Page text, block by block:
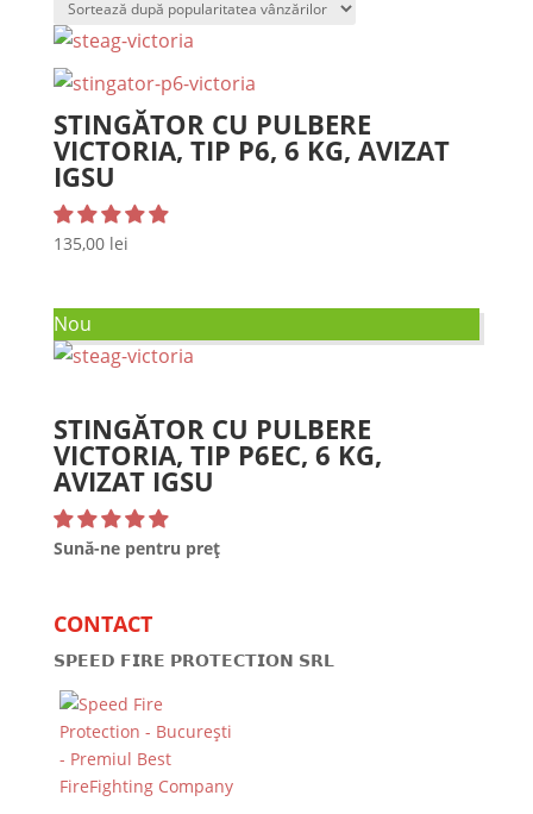
STINGĂTOR CU PULBERE
VICTORIA, TIP P6, 6 KG, AVIZAT
IGSU
135,00 lei
Nou
STINGĂTOR CU PULBERE
VICTORIA, TIP P6EC, 6 KG,
AVIZAT IGSU
Sună-ne pentru preț
CONTACT
𝗦𝗣𝗘𝗘𝗗 𝗙𝗜𝗥𝗘 𝗣𝗥𝗢𝗧𝗘𝗖𝗧𝗜𝗢𝗡 𝗦𝗥𝗟